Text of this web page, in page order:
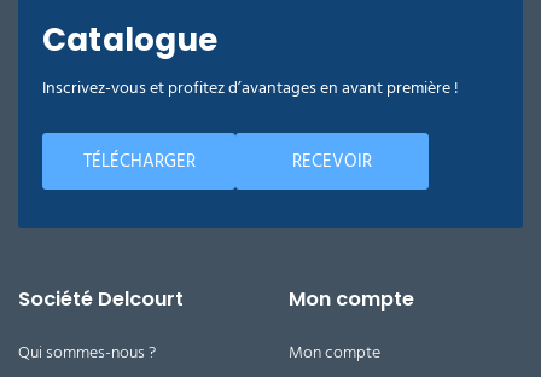
Catalogue
Inscrivez-vous et profitez d’avantages en avant première !
TÉLÉCHARGER RECEVOIR
Société Delcourt
Qui sommes-nous ?
Mon compte
Mon compte